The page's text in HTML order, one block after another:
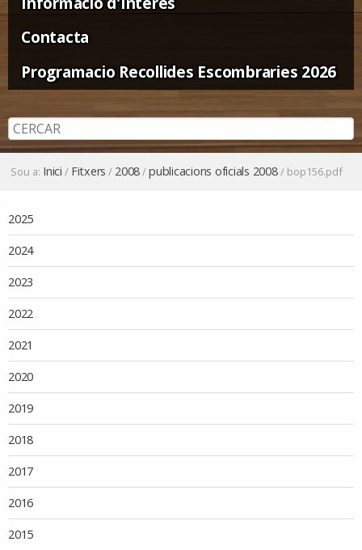
Contacta
Programacio Recollides Escombraries 2026
Sou a: Inici / Fitxers / 2008/publicacions oficials 2008/ bop156.pdf
2025
2024
2023
2022
2021
2020
2019
2018
2017
2016
2015